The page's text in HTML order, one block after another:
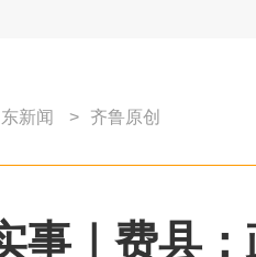
新闻 > 齐鲁原创
事｜费县